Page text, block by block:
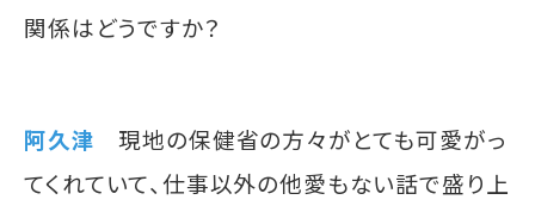
関係はどうですか？
阿久津 現地の保健省の方々がとても可愛がっ
てくれていて、仕事以外の他愛もない話で盛り上